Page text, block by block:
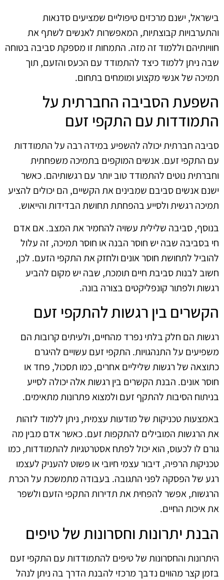
בישראל, ישנם מרכזים טיפוליים שמציעים סדנאות
והתערבויות קבוצתיות, המאפשרות לאנשים לשתף את
חוויותיהם וללמוד זה מזה. התמחות זו מספקת סביבה בטוחה
שבה ניתן ללמוד כיצד להתמודד עם הכעס והזעם, תוך
תמיכה של אנשי מקצוע ומומחים בתחום.
השפעת הסביבה החברתית על
התמודדות עם התקפי זעם
סביבה חברתית יכולה להשפיע במידה רבה על התמודדות
עם התקפי זעם. אנשים המוקפים בתמיכה משפחתית
וחברתית נוטים להתמודד טוב יותר עם רגשותיהם. כאשר
ישנם אנשים סביבם שמבינים את הקשיים, הם יכולים להציע
תמיכה רגשית ולסייע בהפחתת תחושת הבדידות והייאוש.
בנוסף, סביבה שלילית עשויה להחמיר את המצב. אם אדם
חי בסביבה שבה יש חוסר הבנה או חוסר תמיכה, זה עלול
להוביל לתחושת חוסר אונים ולחזק את התקפי הזעם. לכן,
חשוב לבנות סביבת חיים תומכת, שבה יש מקום להביע
רגשות ולפתור קונפליקטים בצורה בונה.
הקשרים בין רגשות להתקפי זעם
רגשות הם חלק בלתי נפרד מהחיים, ולעיתים קרובות הם
משפיעים על התנהגויות. התקפי זעם עשויים להיגרם
כתוצאה של רגשות שליליים אחרים, כמו תסכול, פחד או
חוסר אונים. הבנת הקשרים בין רגשות אלה יכולה לסייע
בניתוח הסיבות להתקף זעם ולמצוא פתרונות מתאימים.
באמצעות טכניקות של מודעות עצמית, ניתן ללמוד לזהות
את הרגשות המובילים להתקפות זעם. כאשר אדם מבין מה
גורם לו לכעוס, הוא יכול לפתח אסטרטגיות להתמודדות, כמו
טכניקות הרפיה, דיבור עצמי חיובי או פשוט להעניק לעצמו
רגע של הפסקה לפני התגובה. בעבודה מתמשכת על הכרת
הרגשות, אפשר להפחית את תדירות התקפי הזעם ולשפר
את איכות החיים.
הבנת יתרונות וחסרונות של טיפים
היתרונות והחסרונות של טיפים להתמודדות עם התקפי זעם
בזמן קצר מהווים נדבך מרכזי להבנת הדרך בה ניתן לנהל